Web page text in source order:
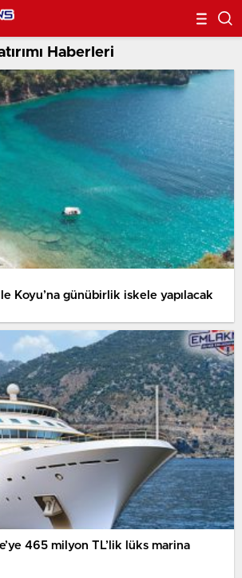
Haberleri
Koyu’na günübirlik iskele yapılacak
465 milyon TL’lik lüks marina